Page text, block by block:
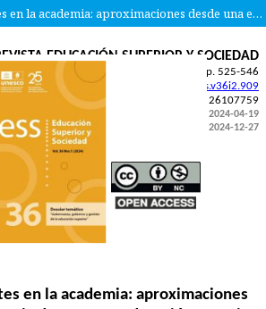
El lugar de las artes en la academia: aproximaciones desde una experiencia docente en educación superior